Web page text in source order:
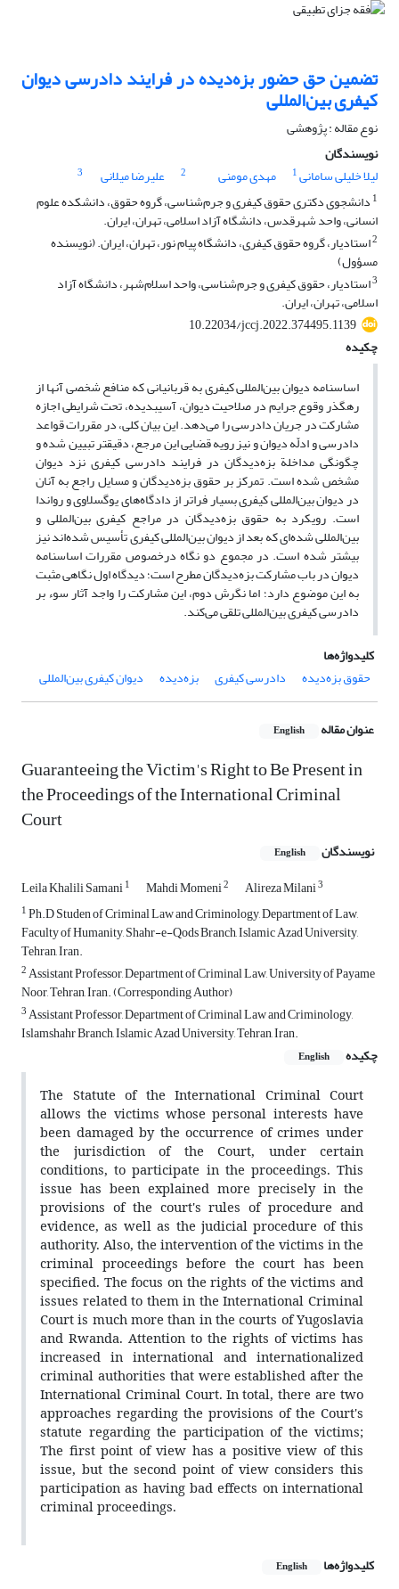
تضمین حق حضور بزه‌دیده در فرایند دادرسی دیوان
کیفری بین‌المللی
نوع مقاله : پژوهشی
نویسندگان
لیلا خلیلی سامانی1 مهدی مومنی 2 علیرضا میلانی
3
1 دانشجوی دکتری حقوق کیفری و جرم‌شناسی، گروه حقوق، دانشکده علوم
انسانی، واحد شهرقدس، دانشگاه آزاد اسلامی، تهران، ایران.
2استادیار، گروه حقوق کیفری، دانشگاه پیام نور، تهران، ایران. (نویسنده
مسؤول)
3استادیار، حقوق کیفری و جرم‌شناسی، واحد اسلام‌شهر، دانشگاه آزاد
اسلامی، تهران، ایران.
10.22034/jccj.2022.374495.1139
چکیده
اساسنامه دیوان بین‌المللی کیفری به قربانیانی که منافع شخصی آنها از
رهگذر وقوع جرایم در صلاحیت دیوان، آسیب­دیده، تحت شرایطی اجازه
مشارکت در جریان دادرسی را می‌دهد. این بیان کلی، در مقررات قواعد
دادرسی و ادلّه دیوان و نیز رویه قضایی این مرجع، دقیق­تر تبیین شده و
چگونگی مداخلة بزه‌دیدگان در فرایند دادرسی کیفری نزد دیوان
مشخص شده است. تمرکز بر حقوق بزه‌دیدگان و مسایل راجع به آنان
در دیوان بین‌المللی کیفری بسیار فراتر از دادگاه‌های یوگسلاوی و رواندا
است. رویکرد به حقوق بزه‌دیدگان در مراجع کیفری بین‌المللی و
بین‌المللی شده‌ای که بعد از دیوان بین‌المللی کیفری تأسیس شده‌اند نیز
بیشتر شده است. در مجموع دو نگاه درخصوص مقررات اساسنامه
دیوان در باب مشارکت بزه‌دیدگان مطرح است؛ دیدگاه اول نگاهی مثبت
به این موضوع دارد؛ اما نگرش دوم، این مشارکت را واجد آثار سوء بر
دادرسی کیفری بین‌المللی تلقی می‌کند.
کلیدواژه‌ها
حقوق بزه‌دیده
دادرسی کیفری بزه‌دیده دیوان کیفری بین‌المللی
عنوان مقاله English
Guaranteeing the Victim's Right to Be Present in
the Proceedings of the International Criminal
Court
نویسندگان English
Leila Khalili Samani1 Mahdi Momeni2 Alireza Milani3
1Ph.D Studen of Criminal Law and Criminology, Department of Law,
Faculty of Humanity, Shahr-e-Qods Branch, Islamic Azad University,
Tehran, Iran.
2Assistant Professor, Department of Criminal Law, University of Payame
Noor, Tehran, Iran. (Corresponding Author)
3Assistant Professor, Department of Criminal Law and Criminology,
Islamshahr Branch, Islamic Azad University, Tehran, Iran.
چکیده
English
The Statute of the International Criminal Court
allows the victims whose personal interests have
been damaged by the occurrence of crimes under
the jurisdiction of the Court, under certain
conditions, to participate in the proceedings. This
issue has been explained more precisely in the
provisions of the court's rules of procedure and
evidence, as well as the judicial procedure of this
authority. Also, the intervention of the victims in the
criminal proceedings before the court has been
specified. The focus on the rights of the victims and
issues related to them in the International Criminal
Court is much more than in the courts of Yugoslavia
and Rwanda. Attention to the rights of victims has
increased in international and internationalized
criminal authorities that were established after the
International Criminal Court. In total, there are two
approaches regarding the provisions of the Court's
statute regarding the participation of the victims;
The first point of view has a positive view of this
issue, but the second point of view considers this
participation as having bad effects on international
criminal proceedings.
کلیدواژه‌ها English